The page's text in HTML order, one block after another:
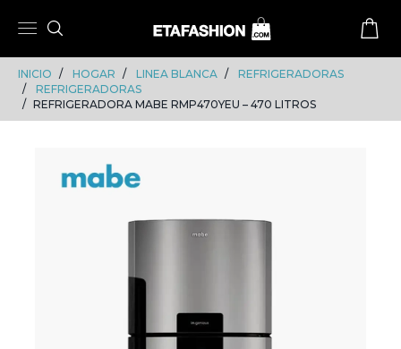
INICIO HOGAR LINEA BLANCA
REFRIGERADORAS
REFRIGERADORAS
REFRIGERADORA MABE RMP470YEU – 470 LITROS